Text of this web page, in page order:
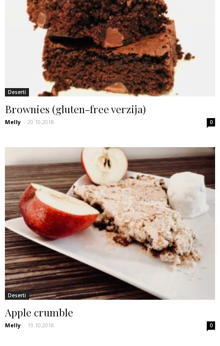
Deserti
Brownies (gluten-free verzija)
Melly - 20.10.2018. 0
Deserti
Apple crumble
Melly - 19.10.2018. 0